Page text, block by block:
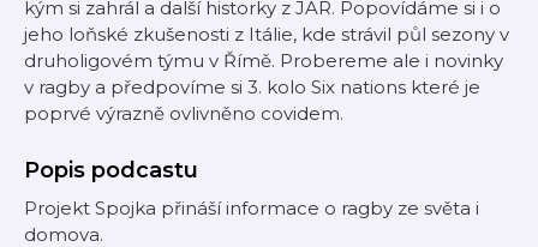
kým si zahrál a další historky z JAR. Popovídáme si i o
jeho loňské zkušenosti z Itálie, kde strávil půl sezony v
druholigovém týmu v Římě. Probereme ale i novinky
v ragby a předpovíme si 3. kolo Six nations které je
poprvé výrazně ovlivněno covidem.
Popis podcastu
Projekt Spojka přináší informace o ragby ze světa i
domova.